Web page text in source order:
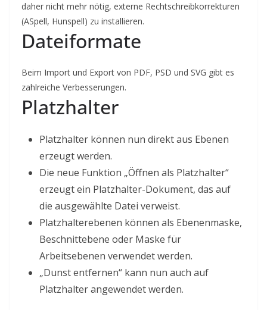
daher nicht mehr nötig, externe Rechtschreibkorrekturen
(ASpell, Hunspell) zu installieren.
Dateiformate
Beim Import und Export von PDF, PSD und SVG gibt es
zahlreiche Verbesserungen.
Platzhalter
Platzhalter können nun direkt aus Ebenen
erzeugt werden.
Die neue Funktion „Öffnen als Platzhalter“
erzeugt ein Platzhalter-Dokument, das auf
die ausgewählte Datei verweist.
Platzhalterebenen können als Ebenenmaske,
Beschnittebene oder Maske für
Arbeitsebenen verwendet werden.
„Dunst entfernen“ kann nun auch auf
Platzhalter angewendet werden.